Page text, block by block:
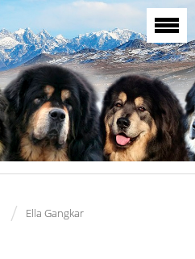
/ Ella Gangkar